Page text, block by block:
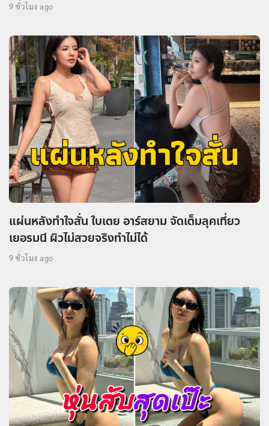
9 ชั่วโมง ago
แผ่นหลังทำใจสั่น ใบเตย อาร์สยาม จัดเต็มลุคเที่ยว
เยอรมนี ผิวไม่สวยจริงทำไม่ได้
9 ชั่วโมง ago